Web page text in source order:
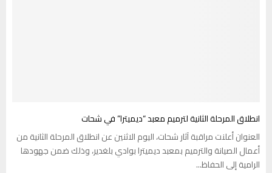
انطلاق المرحلة الثانية لترميم معبد “ديميترا” في شحات
العنوان أعلنت مراقبة آثار شحات، اليوم الاثنين عن انطلاق المرحلة الثانية من
أعمال الصيانة والترميم بمعبد ديميترا بوادي بلغدير، وذلك ضمن جهودها
الرامية إلى الحفاظ...